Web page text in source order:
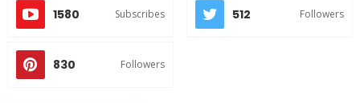
1580 Subscribes 512 Followers
830 Followers